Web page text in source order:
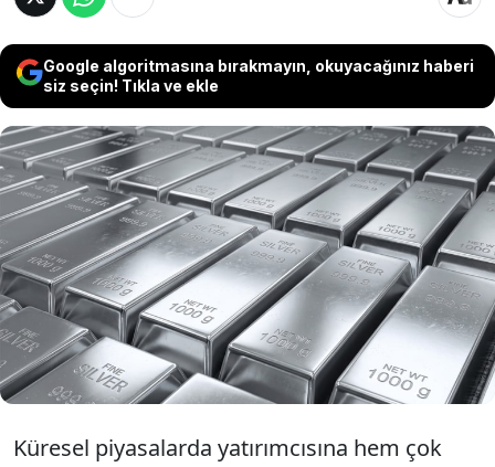
Google algoritmasına bırakmayın, okuyacağınız haberi
siz seçin! Tıkla ve ekle
Dev bankalar ve finans kuruluşları gümüş
fiyatlarını fırlatan endüstriyel talebin artmasıyla
birlikte gümüş tahminlerini de yukarı yönlü revize
etti. Gümüşte artık 100 dolar senaryoları
konuşulmaya başlandı. Son 5 günde gümüşün
onsu yüzde 18 yükselirken dev kuruluşlar da 100
dolar için tarih verdi. Öte yandan altın fiyatları
yerinde sayarken gümüş altına fark attı.
Küresel piyasalarda yatırımcısına hem çok